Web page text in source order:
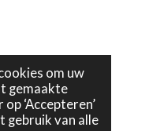
om uw
gemaakte
‘Accepteren’
gebruik van alle